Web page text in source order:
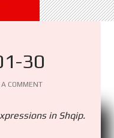
30
A COMMENT
in Shqip.